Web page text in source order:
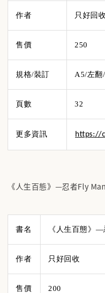
作者 只好回收
售價 250
規格/裝訂 A5/左翻
頁數 32
更多資訊 https://
《人生百態》—忍者Fly Man
書名 《人生百態》
作者 只好回收
售價 200